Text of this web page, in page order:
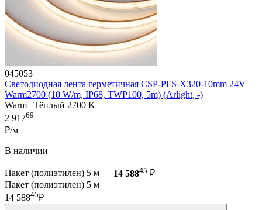
045053
Светодиодная лента герметичная CSP-PFS-X320-10mm 24V
Warm2700 (10 W/m, IP68, TWP100, 5m) (Arlight, -)
Warm | Тёплый 2700 K
2 91769
₽/м
В наличии
Пакет (полиэтилен) 5 м — 14 58845 ₽
Пакет (полиэтилен) 5 м
14 58845₽